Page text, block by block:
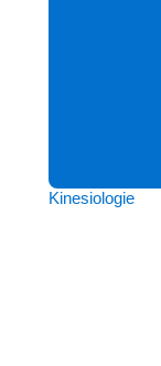
Kinesiologie